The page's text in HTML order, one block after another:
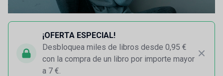
¡OFERTA ESPECIAL!
Desbloquea miles de libros desde 0,95 €
con la compra de un libro por importe mayor
a 7 €.